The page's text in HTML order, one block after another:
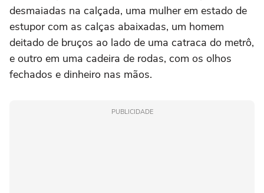
desmaiadas na calçada, uma mulher em estado de
estupor com as calças abaixadas, um homem
deitado de bruços ao lado de uma catraca do metrô,
e outro em uma cadeira de rodas, com os olhos
fechados e dinheiro nas mãos.
PUBLICIDADE